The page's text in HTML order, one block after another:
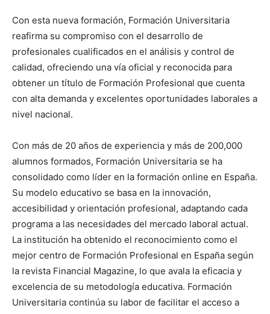
Con esta nueva formación, Formación Universitaria
reafirma su compromiso con el desarrollo de
profesionales cualificados en el análisis y control de
calidad, ofreciendo una vía oficial y reconocida para
obtener un título de Formación Profesional que cuenta
con alta demanda y excelentes oportunidades laborales a
nivel nacional.
Con más de 20 años de experiencia y más de 200,000
alumnos formados, Formación Universitaria se ha
consolidado como líder en la formación online en España.
Su modelo educativo se basa en la innovación,
accesibilidad y orientación profesional, adaptando cada
programa a las necesidades del mercado laboral actual.
La institución ha obtenido el reconocimiento como el
mejor centro de Formación Profesional en España según
la revista Financial Magazine, lo que avala la eficacia y
excelencia de su metodología educativa. Formación
Universitaria continúa su labor de facilitar el acceso a